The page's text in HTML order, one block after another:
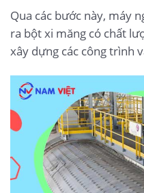
Qua các bước này, máy
ra bột xi măng có chất
xây dựng các công trình